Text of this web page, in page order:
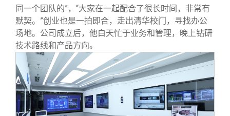
同一个团队的”，“大家在一起配合了很长时间，非常有
默契。”创业也是一拍即合，走出清华校门，寻找办公
场地。公司成立后，他白天忙于业务和管理，晚上钻研
技术路线和产品方向。